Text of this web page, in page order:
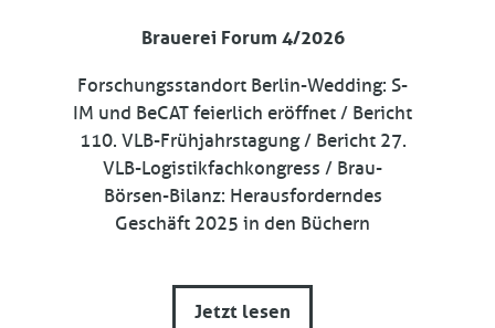
Brauerei Forum 4/2026
Forschungsstandort Berlin-Wedding: S-
IM und BeCAT feierlich eröffnet / Bericht
110. VLB-Frühjahrstagung / Bericht 27.
VLB-Logistikfachkongress / Brau-
Börsen-Bilanz: Herausforderndes
Geschäft 2025 in den Büchern
Jetzt lesen